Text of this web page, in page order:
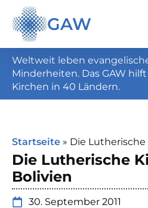
GAW
Weltweit leben
Minderheiten. Das GAW
Kirchen in 40 Ländern.
Startseite » Die
Die Lutherische
Bolivien
30. September 2011